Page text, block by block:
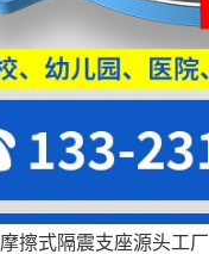
摩擦式隔震支座源头工厂